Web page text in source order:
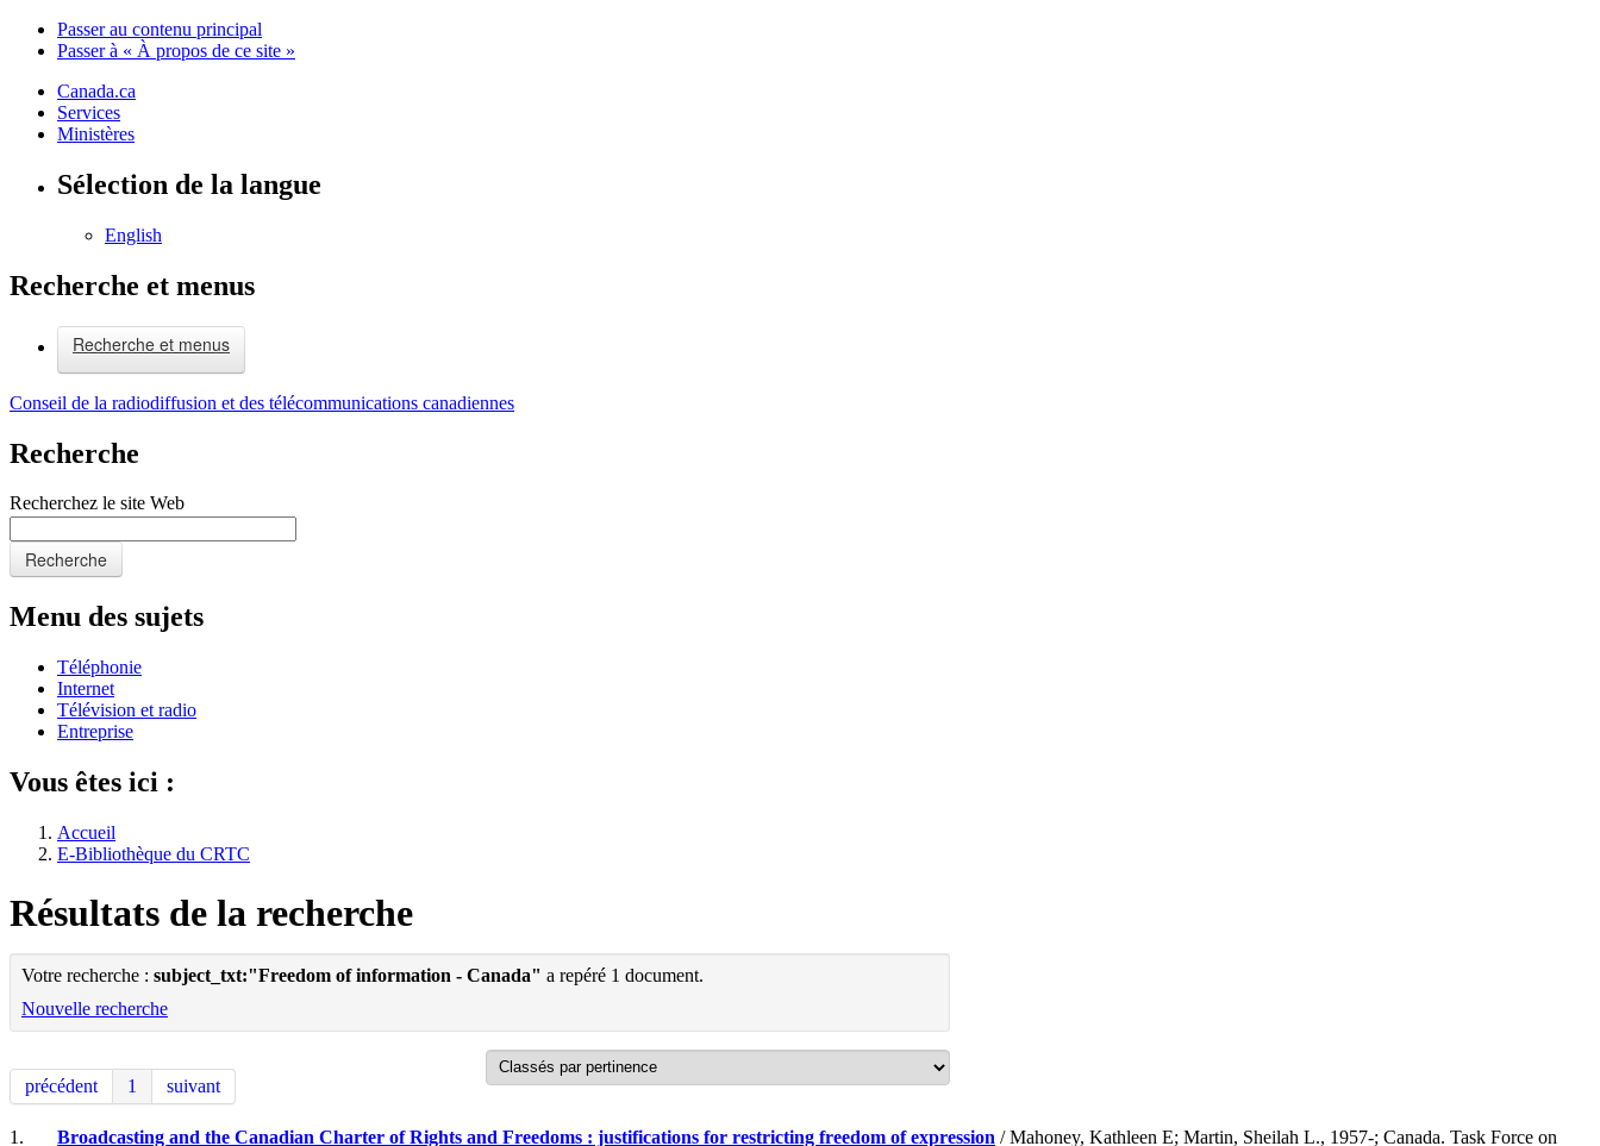
Passer au contenu principal
Passer à « À propos de ce site »
Canada.ca
Services
Ministères
Sélection de la langue
English
Recherche et menus
Recherche et menus
Conseil de la radiodiffusion et des télécommunications canadiennes
Recherche
Recherchez le site Web
Recherche
Menu des sujets
Téléphonie
Internet
Télévision et radio
Entreprise
Vous êtes ici :
Accueil
E-Bibliothèque du CRTC
Résultats de la recherche
Votre recherche : subject_txt:"Freedom of information - Canada" a repéré 1 document.
Nouvelle recherche
précédent 1 suivant
1. Broadcasting and the Canadian Charter of Rights and Freedoms : justifications for restricting freedom of expression / Mahoney, Kathleen E; Martin, Sheilah L., 1957-; Canada. Task Force on